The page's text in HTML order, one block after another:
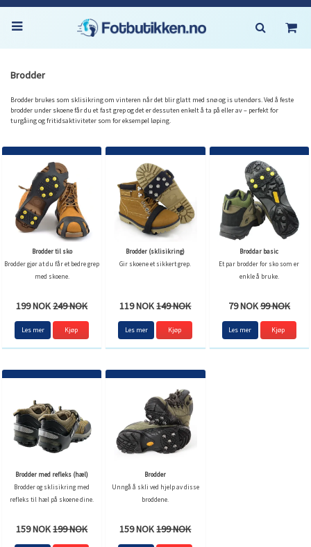
Brodder
Brodder brukes som sklisikring om vinteren når det blir glatt med snø og is utendørs. Ved å feste
brodder under skoene får du et fast grep og det er dessuten enkelt å ta på eller av – perfekt for
turgåing og fritidsaktiviteter som for eksempel løping.
Brodder til sko
Brodder gjør at du får et bedre grep
med skoene.
199 NOK249 NOK
Les mer Kjøp
Brodder (sklisikring)
Gir skoene et sikkert grep.
119 NOK149 NOK
Les mer
Broddar basic
Et par brodder for sko som er
enkle å bruke.
79 NOK99 NOK
Les mer
Brodder med refleks (hæl)
Brodder og sklisikring med
refleks til hæl på skoene dine.
159 NOK199 NOK
Brodder
Unngå å skli ved hjelp av disse
broddene.
159 NOK199 NOK